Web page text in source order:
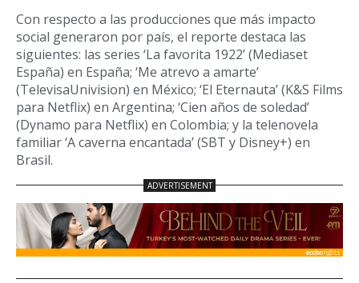
Con respecto a las producciones que más impacto
social generaron por país, el reporte destaca las
siguientes: las series ‘La favorita 1922’ (Mediaset
España) en España; ‘Me atrevo a amarte’
(TelevisaUnivision) en México; ‘El Eternauta’ (K&S Films
para Netflix) en Argentina; ‘Cien años de soledad’
(Dynamo para Netflix) en Colombia; y la telenovela
familiar ‘A caverna encantada’ (SBT y Disney+) en
Brasil.